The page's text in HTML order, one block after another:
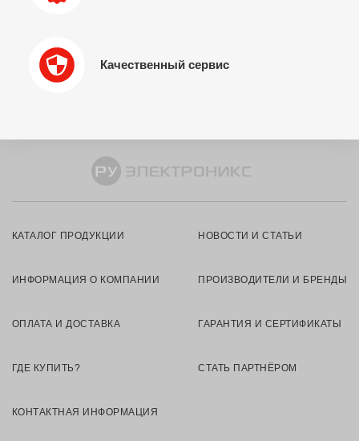
Качественный сервис
КАТАЛОГ ПРОДУКЦИИ НОВОСТИ И СТАТЬИ
ИНФОРМАЦИЯ О КОМПАНИИ ПРОИЗВОДИТЕЛИ И БРЕНДЫ
ОПЛАТА И ДОСТАВКА ГАРАНТИЯ И СЕРТИФИКАТЫ
ГДЕ КУПИТЬ? СТАТЬ ПАРТНЁРОМ
КОНТАКТНАЯ ИНФОРМАЦИЯ